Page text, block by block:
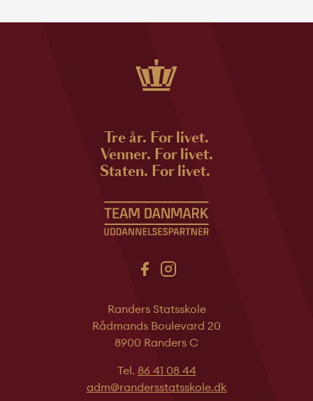
Tre år. For livet.
Venner. For livet.
Staten. For livet.
Randers Statsskole
Rådmands Boulevard 20
8900 Randers C
Tel. 86 41 08 44
adm@randersstatsskole.dk